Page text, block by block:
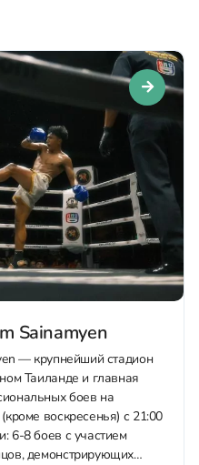
Sainamyen
— крупнейший стадион
Таиланде и главная
боев на
воскресенья) с 21:00
6-8 боев с участием
демонстрирующих